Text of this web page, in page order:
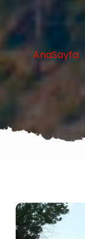
AnaSayfa